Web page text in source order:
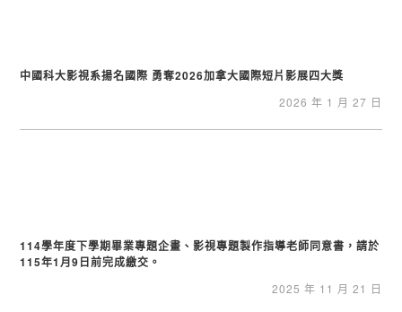
中國科大影視系揚名國際 勇奪2026加拿大國際短片影展四大獎
2026 年 1 月 27 日
114學年度下學期畢業專題企畫、影視專題製作指導老師同意書，請於
115年1月9日前完成繳交。
2025 年 11 月 21 日